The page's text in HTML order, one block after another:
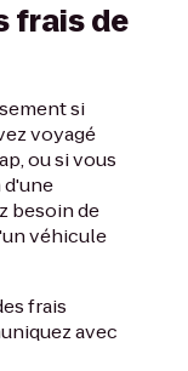
frais de
si
voyagé
ou si vous
d'une
besoin de
véhicule
frais
avec